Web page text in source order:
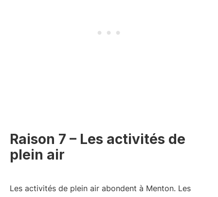
Raison 7 – Les activités de
plein air
Les activités de plein air abondent à Menton. Les